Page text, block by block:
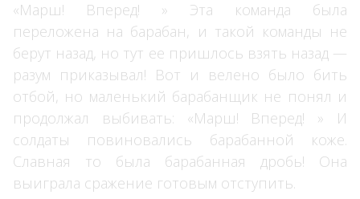
«Марш! Вперед! » Эта команда была
переложена на барабан, и такой команды не
берут назад, но тут ее пришлось взять назад —
разум приказывал! Вот и велено было бить
отбой, но маленький барабанщик не понял и
продолжал выбивать: «Марш! Вперед! » И
солдаты повиновались барабанной коже.
Славная то была барабанная дробь! Она
выиграла сражение готовым отступить.